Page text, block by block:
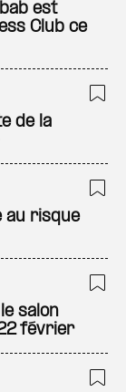
est
Club ce
de la
au risque
salon
février